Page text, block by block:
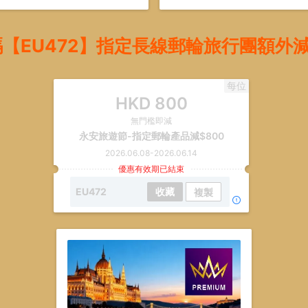
EU472】指定長線郵輪旅行團額外
HKD 800
無門檻即減
永安旅遊節-指定郵輪產品減$800
2026.06.08-2026.06.14
每位
優惠有效期已結束
EU472 收藏 複製